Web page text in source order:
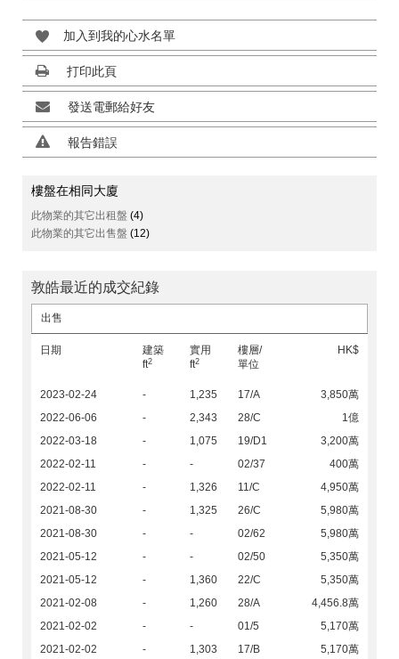
加入到我的心水名單
打印此頁
發送電郵給好友
報告錯誤
樓盤在相同大廈
此物業的其它出租盤 (4)
此物業的其它出售盤 (12)
敦皓最近的成交紀錄
出售
日期
建築
ft2
實用
ft2
樓層/
單位
HK$
2023-02-24 - 1,235 17/A
3,850萬
2022-06-06
- 2,343 28/C
1億
2022-03-18
- 1,075 19/D1
3,200萬
2022-02-11
- - 02/37
400萬
2022-02-11
- 1,326 11/C
4,950萬
2021-08-30
- 1,325 26/C
5,980萬
2021-08-30
- - 02/62
5,980萬
2021-05-12
- - 02/50
5,350萬
2021-05-12
- 1,360 22/C
5,350萬
2021-02-08
- 1,260 28/A
4,456.8萬
2021-02-02
- - 01/5
5,170萬
2021-02-02
- 1,303 17/B 5,170萬